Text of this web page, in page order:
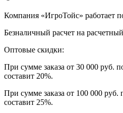
Компания «ИгроТойс» работает
Безналичный расчет на
Оптовые скидки:
При сумме заказа от 30 000 руб.
составит 20%.
При сумме заказа от 100 000 руб.
составит 25%.